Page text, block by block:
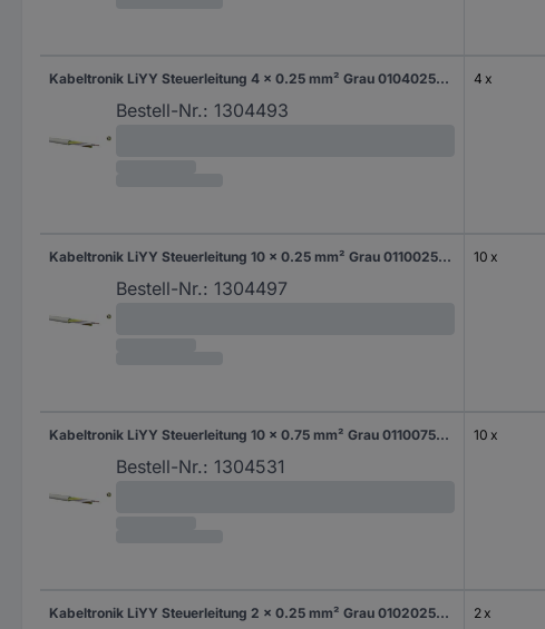
Kabeltronik LiYY Steuerleitung 4 x 0.25 mm² Grau 010402500 100 m
Bestell-Nr.: 1304493
4 x
Kabeltronik LiYY Steuerleitung 10 x 0.25 mm² Grau 011002500 400 m
Bestell-Nr.: 1304497
10 x
Kabeltronik LiYY Steuerleitung 10 x 0.75 mm² Grau 011007500 100 m
Bestell-Nr.: 1304531
10 x
Kabeltronik LiYY Steuerleitung 2 x 0.25 mm² Grau 010202500 100 m 2 x